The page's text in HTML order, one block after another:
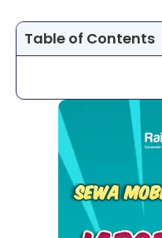
Table of Contents